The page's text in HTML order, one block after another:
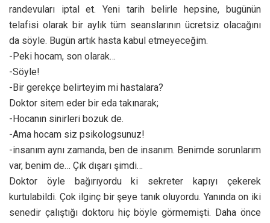
randevuları iptal et. Yeni tarih belirle hepsine, bugünün
telafisi olarak bir aylık tüm seanslarının ücretsiz olacağını
da söyle. Bugün artık hasta kabul etmeyeceğim.
-Peki hocam, son olarak…
-Söyle!
-Bir gerekçe belirteyim mi hastalara?
Doktor sitem eder bir eda takınarak;
-Hocanın sinirleri bozuk de.
-Ama hocam siz psikologsunuz!
-insanım aynı zamanda, ben de insanım. Benimde sorunlarım
var, benim de… Çık dışarı şimdi…
Doktor öyle bağırıyordu ki sekreter kapıyı çekerek
kurtulabildi. Çok ilginç bir şeye tanık oluyordu. Yanında on iki
senedir çalıştığı doktoru hiç böyle görmemişti. Daha önce